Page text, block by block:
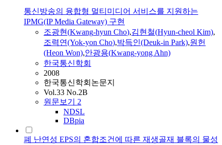
통신방송의 융합형 멀티미디어 서비스를 지원하는
IPMG(IP Media Gateway) 구현
조광현(Kwang-hyun Cho),김현철(Hyun-cheol Kim),
조력연(Yok-yon Cho),박득인(Deuk-in Park),원헌
(Heon Won),안광용(Kwang-yong Ahn)
한국통신학회
2008
한국통신학회논문지
Vol.33 No.2B
원문보기 2
NDSL
DBpia
폐 난연성 EPS의 혼합조건에 따른 재생골재 블록의 물성